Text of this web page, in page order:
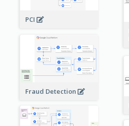
PCI
Fraud Detection